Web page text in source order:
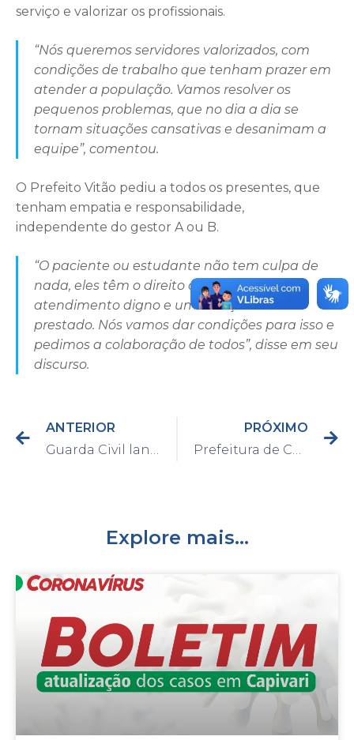
serviço e valorizar os profissionais.
“Nós queremos servidores valorizados, com
condições de trabalho que tenham prazer em
atender a população. Vamos resolver os
pequenos problemas, que no dia a dia se
tornam situações cansativas e desanimam a
equipe”, comentou.
O Prefeito Vitão pediu a todos os presentes, que
tenham empatia e responsabilidade,
independente do gestor A ou B.
“O paciente ou estudante não tem culpa de
nada, eles têm o direito de ter um
atendimento digno e um serviço bem
prestado. Nós vamos dar condições para isso e
pedimos a colaboração de todos”, disse em seu
discurso.
ANTERIOR
PRÓXIMO
Explore mais...